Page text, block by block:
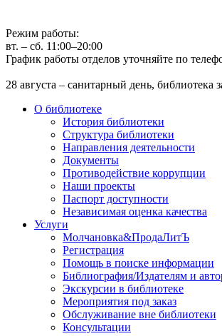
Режим работы:
вт. – сб. 11:00–20:00
График работы отделов уточняйте по
28 августа – санитарный день, библиотека
О библиотеке
История библиотеки
Структура библиотеки
Направления деятельности
Документы
Противодействие коррупции
Наши проекты
Паспорт доступности
Независимая оценка качества
Услуги
Молчановка&ПродаЛитЪ
Регистрация
Помощь в поиске информации
Библиография/Издателям и
Экскурсии в библиотеке
Мероприятия под заказ
Обслуживание вне библиотеки
Консультации